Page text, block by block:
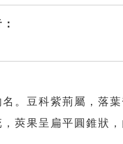
名。豆科紫荊屬，落
，莢果呈扁平圓錐狀